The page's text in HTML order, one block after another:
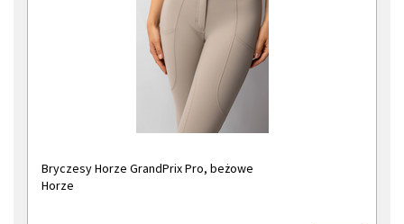
Bryczesy Horze GrandPrix Pro, beżowe
Horze